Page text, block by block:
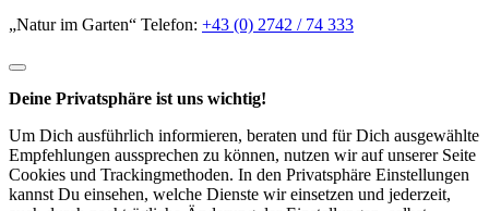
„Natur im Garten“ Telefon: +43 (0) 2742 / 74 333
Deine Privatsphäre ist uns wichtig!
Um Dich ausführlich informieren, beraten und für Dich ausgewählte
Empfehlungen aussprechen zu können, nutzen wir auf unserer Seite
Cookies und Trackingmethoden. In den Privatsphäre Einstellungen
kannst Du einsehen, welche Dienste wir einsetzen und jederzeit,